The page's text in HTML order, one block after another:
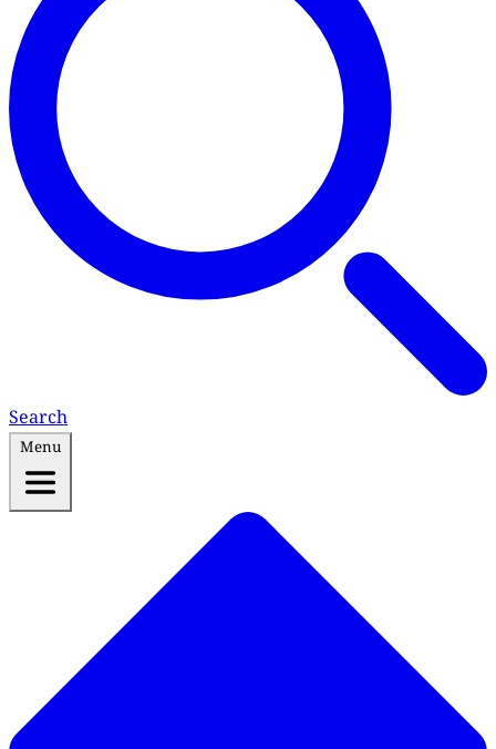
Search
Menu